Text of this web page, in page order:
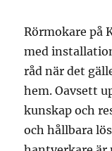
Rörmokare på
med
råd när det
hem. Oavsett
kunskap och
och hållbara